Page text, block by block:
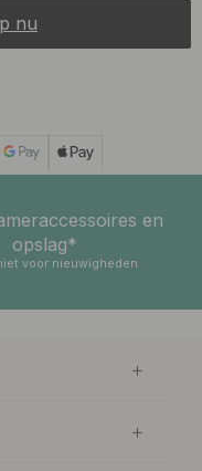
Op voorraad
51.50 €
Op voorraad
42.50 €
nu
en
opslag*
voor nieuwigheden